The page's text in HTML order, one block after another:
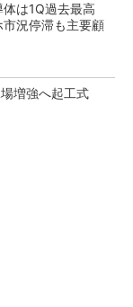
体は1Q過去最高
況停滞も主要顧
場増強へ起工式